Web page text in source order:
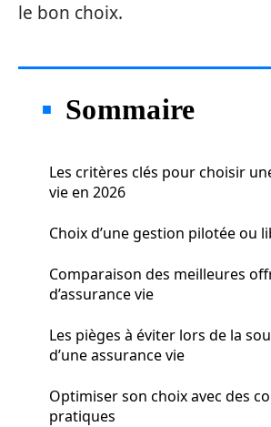
le bon choix.
Sommaire
Les critères clés pour choisir
vie en 2026
Choix d’une gestion pilotée ou
Comparaison des meilleures
d’assurance vie
Les pièges à éviter lors de la
d’une assurance vie
Optimiser son choix avec des
pratiques